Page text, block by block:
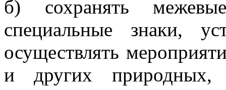
б) сохранять
специальные знаки,
осуществлять
и других природных,